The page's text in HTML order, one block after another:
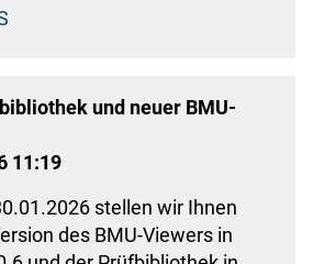
und neuer BMU-
11:19
stellen wir Ihnen
des BMU-Viewers in